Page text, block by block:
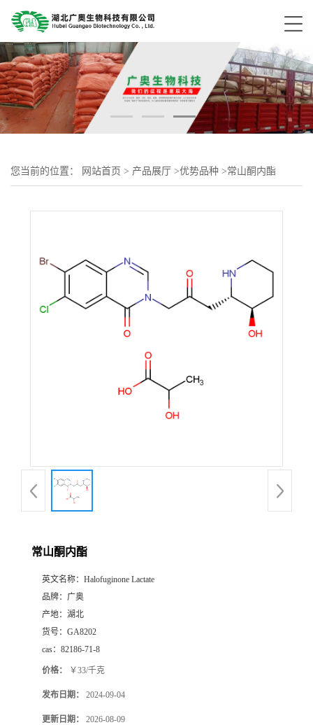
您当前的位置： 网站首页 > 产品展厅 >优势品种 >常山酮内酯
常山酮内酯
英文名称： Halofuginone Lactate
品牌： 广奥
产地： 湖北
货号： GA8202
cas： 82186-71-8
价格： ￥33/千克
发布日期： 2024-09-04
更新日期： 2026-08-09